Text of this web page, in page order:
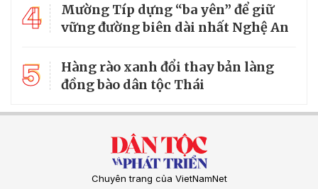
4
Mường Típ dựng “ba yên” để giữ
vững đường biên dài nhất Nghệ An
5
Hàng rào xanh đổi thay bản làng
đồng bào dân tộc Thái
Chuyên trang của VietNamNet